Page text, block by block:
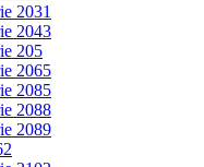
2031
2043
205
2065
2085
2088
2089